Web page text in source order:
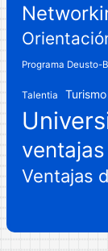
Programa Deusto-
Talentia Turismo
Ventajas